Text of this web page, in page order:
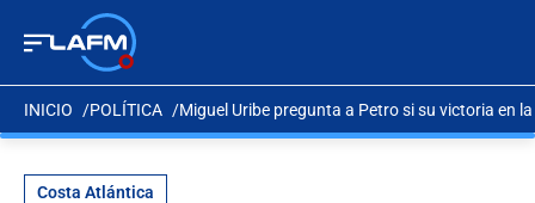
INICIO POLÍTICA Miguel Uribe pregunta a Petro si su victoria en
Costa Atlántica